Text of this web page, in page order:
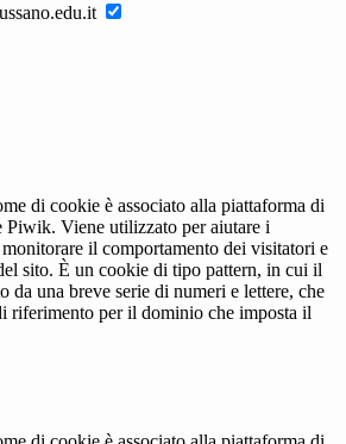
di cookie è associato alla piattaforma di
Piwik. Viene utilizzato per aiutare i
il comportamento dei visitatori e
sito. È un cookie di tipo pattern, in cui il
da una breve serie di numeri e lettere, che
riferimento per il dominio che imposta il